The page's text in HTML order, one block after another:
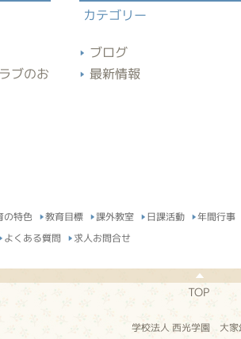
ブのお
カテゴリー
ブログ
最新情報
の特色 教育目標 課外教室 日課活動 年間行事
よくある質問 求人お問合せ
TOP
学校法人 西光学園 大家